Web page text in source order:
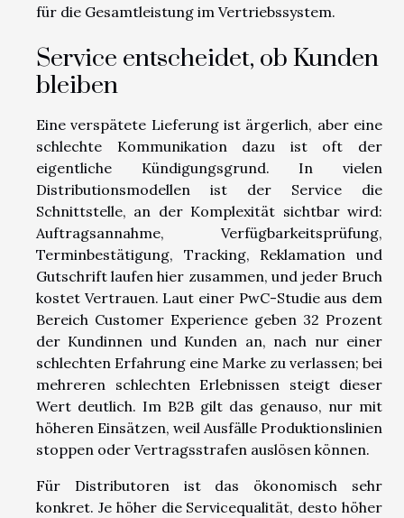
für die Gesamtleistung im Vertriebssystem.
Service entscheidet, ob Kunden
bleiben
Eine verspätete Lieferung ist ärgerlich, aber eine
schlechte Kommunikation dazu ist oft der
eigentliche Kündigungsgrund. In vielen
Distributionsmodellen ist der Service die
Schnittstelle, an der Komplexität sichtbar wird:
Auftragsannahme, Verfügbarkeitsprüfung,
Terminbestätigung, Tracking, Reklamation und
Gutschrift laufen hier zusammen, und jeder Bruch
kostet Vertrauen. Laut einer PwC-Studie aus dem
Bereich Customer Experience geben 32 Prozent
der Kundinnen und Kunden an, nach nur einer
schlechten Erfahrung eine Marke zu verlassen; bei
mehreren schlechten Erlebnissen steigt dieser
Wert deutlich. Im B2B gilt das genauso, nur mit
höheren Einsätzen, weil Ausfälle Produktionslinien
stoppen oder Vertragsstrafen auslösen können.
Für Distributoren ist das ökonomisch sehr
konkret. Je höher die Servicequalität, desto höher